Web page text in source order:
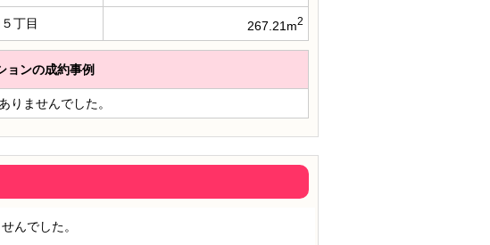
丁目 267.21m2
ョンの成約事例
りませんでした。
んでした。